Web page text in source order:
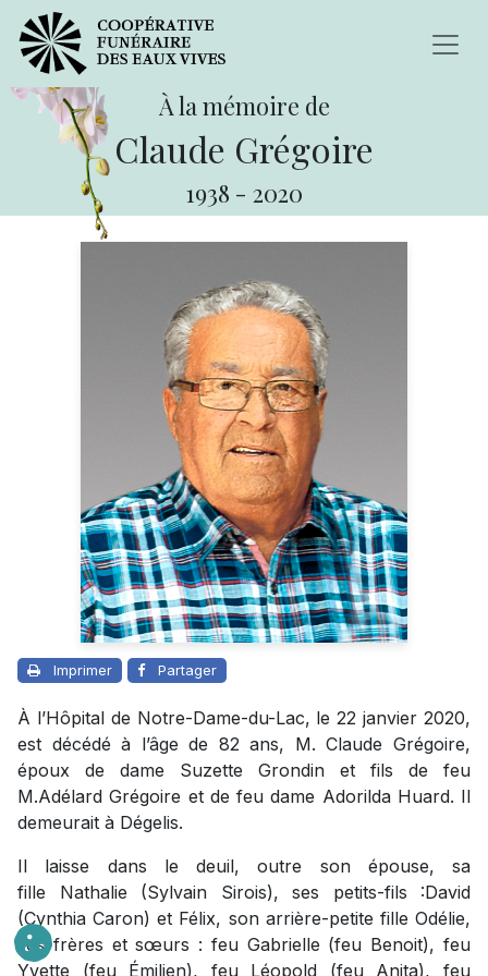
À la mémoire de
Claude Grégoire
1938 - 2020
Imprimer Partager
À l’Hôpital de Notre-Dame-du-Lac, le 22 janvier 2020,
est décédé à l’âge de 82 ans, M. Claude Grégoire,
époux de dame Suzette Grondin et fils de feu
M.Adélard Grégoire et de feu dame Adorilda Huard. Il
demeurait à Dégelis.
Il laisse dans le deuil, outre son épouse, sa
fille Nathalie (Sylvain Sirois), ses petits-fils :David
(Cynthia Caron) et Félix, son arrière-petite fille Odélie,
ses frères et sœurs : feu Gabrielle (feu Benoit), feu
Yvette (feu Émilien), feu Léopold (feu Anita), feu